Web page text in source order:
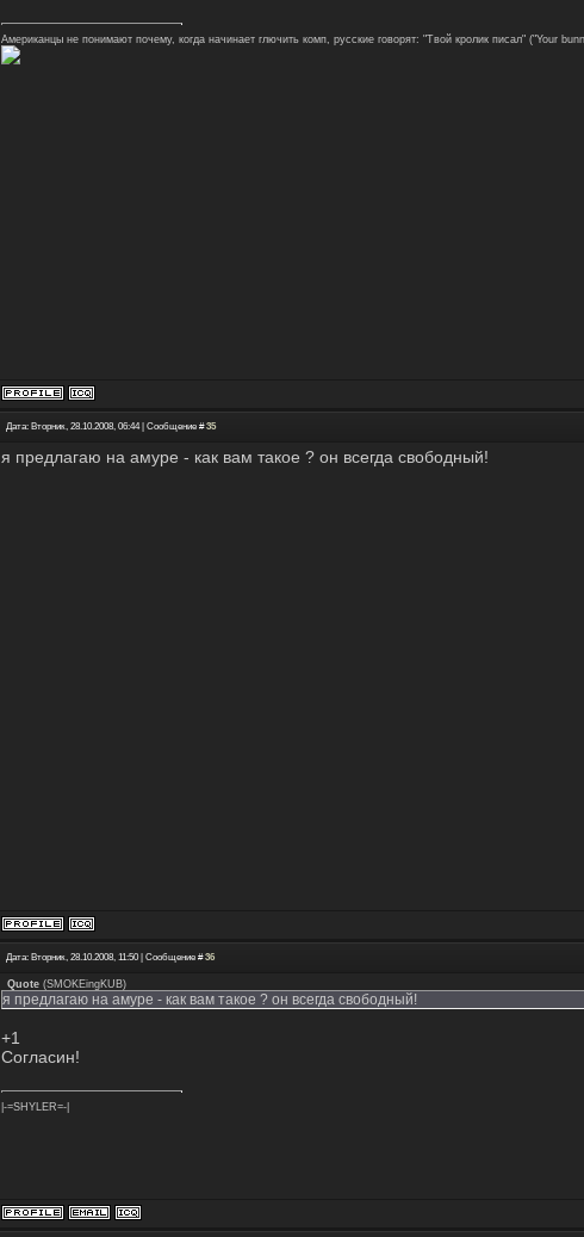
Американцы не понимают почему, когда начинает глючить комп, русские говорят: "Твой кролик писал" ("Your
Дата: Вторник, 28.10.2008, 06:44 | Сообщение #35
я предлагаю на амуре - как вам такое ? он всегда свободный!
Дата: Вторник, 28.10.2008, 11:50 | Сообщение #36
Quote (SMOKEingKUB)
я предлагаю на амуре - как вам такое ? он всегда свободный!
+1
Согласин!
|-=SHYLER=-|